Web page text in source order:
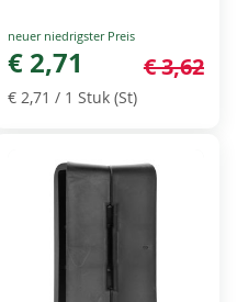
Special
Price
€ 2,71 € 3,62
€ 2,71 / 1 Stuk (St)